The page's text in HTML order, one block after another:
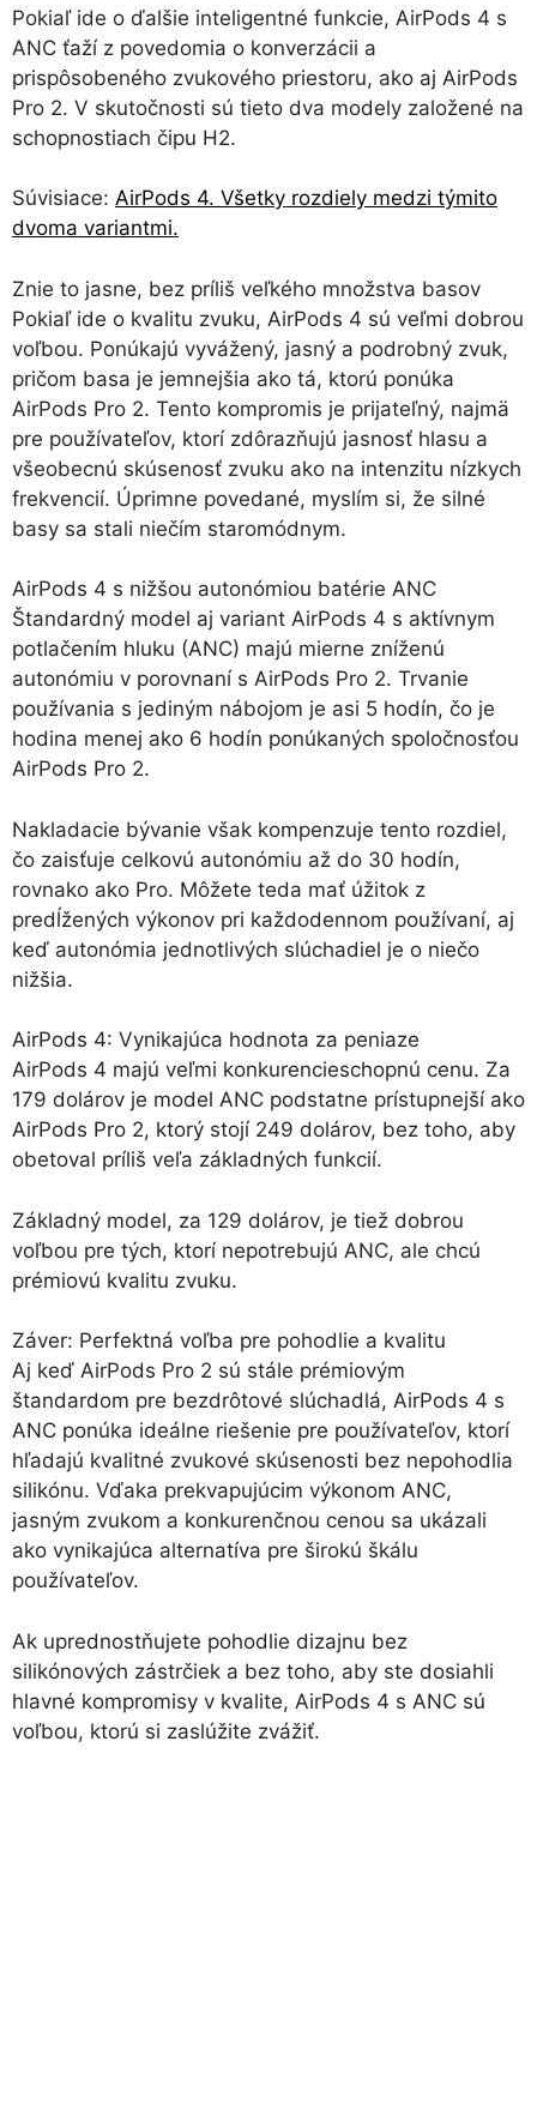
Pokiaľ ide o ďalšie inteligentné funkcie, AirPods 4 s
ANC ťaží z povedomia o konverzácii a
prispôsobeného zvukového priestoru, ako aj AirPods
Pro 2. V skutočnosti sú tieto dva modely založené na
schopnostiach čipu H2.
Súvisiace: AirPods 4. Všetky rozdiely medzi týmito
dvoma variantmi.
Znie to jasne, bez príliš veľkého množstva basov
Pokiaľ ide o kvalitu zvuku, AirPods 4 sú veľmi dobrou
voľbou. Ponúkajú vyvážený, jasný a podrobný zvuk,
pričom basa je jemnejšia ako tá, ktorú ponúka
AirPods Pro 2. Tento kompromis je prijateľný, najmä
pre používateľov, ktorí zdôrazňujú jasnosť hlasu a
všeobecnú skúsenosť zvuku ako na intenzitu nízkych
frekvencií. Úprimne povedané, myslím si, že silné
basy sa stali niečím staromódnym.
AirPods 4 s nižšou autonómiou batérie ANC
Štandardný model aj variant AirPods 4 s aktívnym
potlačením hluku (ANC) majú mierne zníženú
autonómiu v porovnaní s AirPods Pro 2. Trvanie
používania s jediným nábojom je asi 5 hodín, čo je
hodina menej ako 6 hodín ponúkaných spoločnosťou
AirPods Pro 2.
Nakladacie bývanie však kompenzuje tento rozdiel,
čo zaisťuje celkovú autonómiu až do 30 hodín,
rovnako ako Pro. Môžete teda mať úžitok z
predĺžených výkonov pri každodennom používaní, aj
keď autonómia jednotlivých slúchadiel je o niečo
nižšia.
AirPods 4: Vynikajúca hodnota za peniaze
AirPods 4 majú veľmi konkurencieschopnú cenu. Za
179 dolárov je model ANC podstatne prístupnejší ako
AirPods Pro 2, ktorý stojí 249 dolárov, bez toho, aby
obetoval príliš veľa základných funkcií.
Základný model, za 129 dolárov, je tiež dobrou
voľbou pre tých, ktorí nepotrebujú ANC, ale chcú
prémiovú kvalitu zvuku.
Záver: Perfektná voľba pre pohodlie a kvalitu
Aj keď AirPods Pro 2 sú stále prémiovým
štandardom pre bezdrôtové slúchadlá, AirPods 4 s
ANC ponúka ideálne riešenie pre používateľov, ktorí
hľadajú kvalitné zvukové skúsenosti bez nepohodlia
silikónu. Vďaka prekvapujúcim výkonom ANC,
jasným zvukom a konkurenčnou cenou sa ukázali
ako vynikajúca alternatíva pre širokú škálu
používateľov.
Ak uprednostňujete pohodlie dizajnu bez
silikónových zástrčiek a bez toho, aby ste dosiahli
hlavné kompromisy v kvalite, AirPods 4 s ANC sú
voľbou, ktorú si zaslúžite zvážiť.